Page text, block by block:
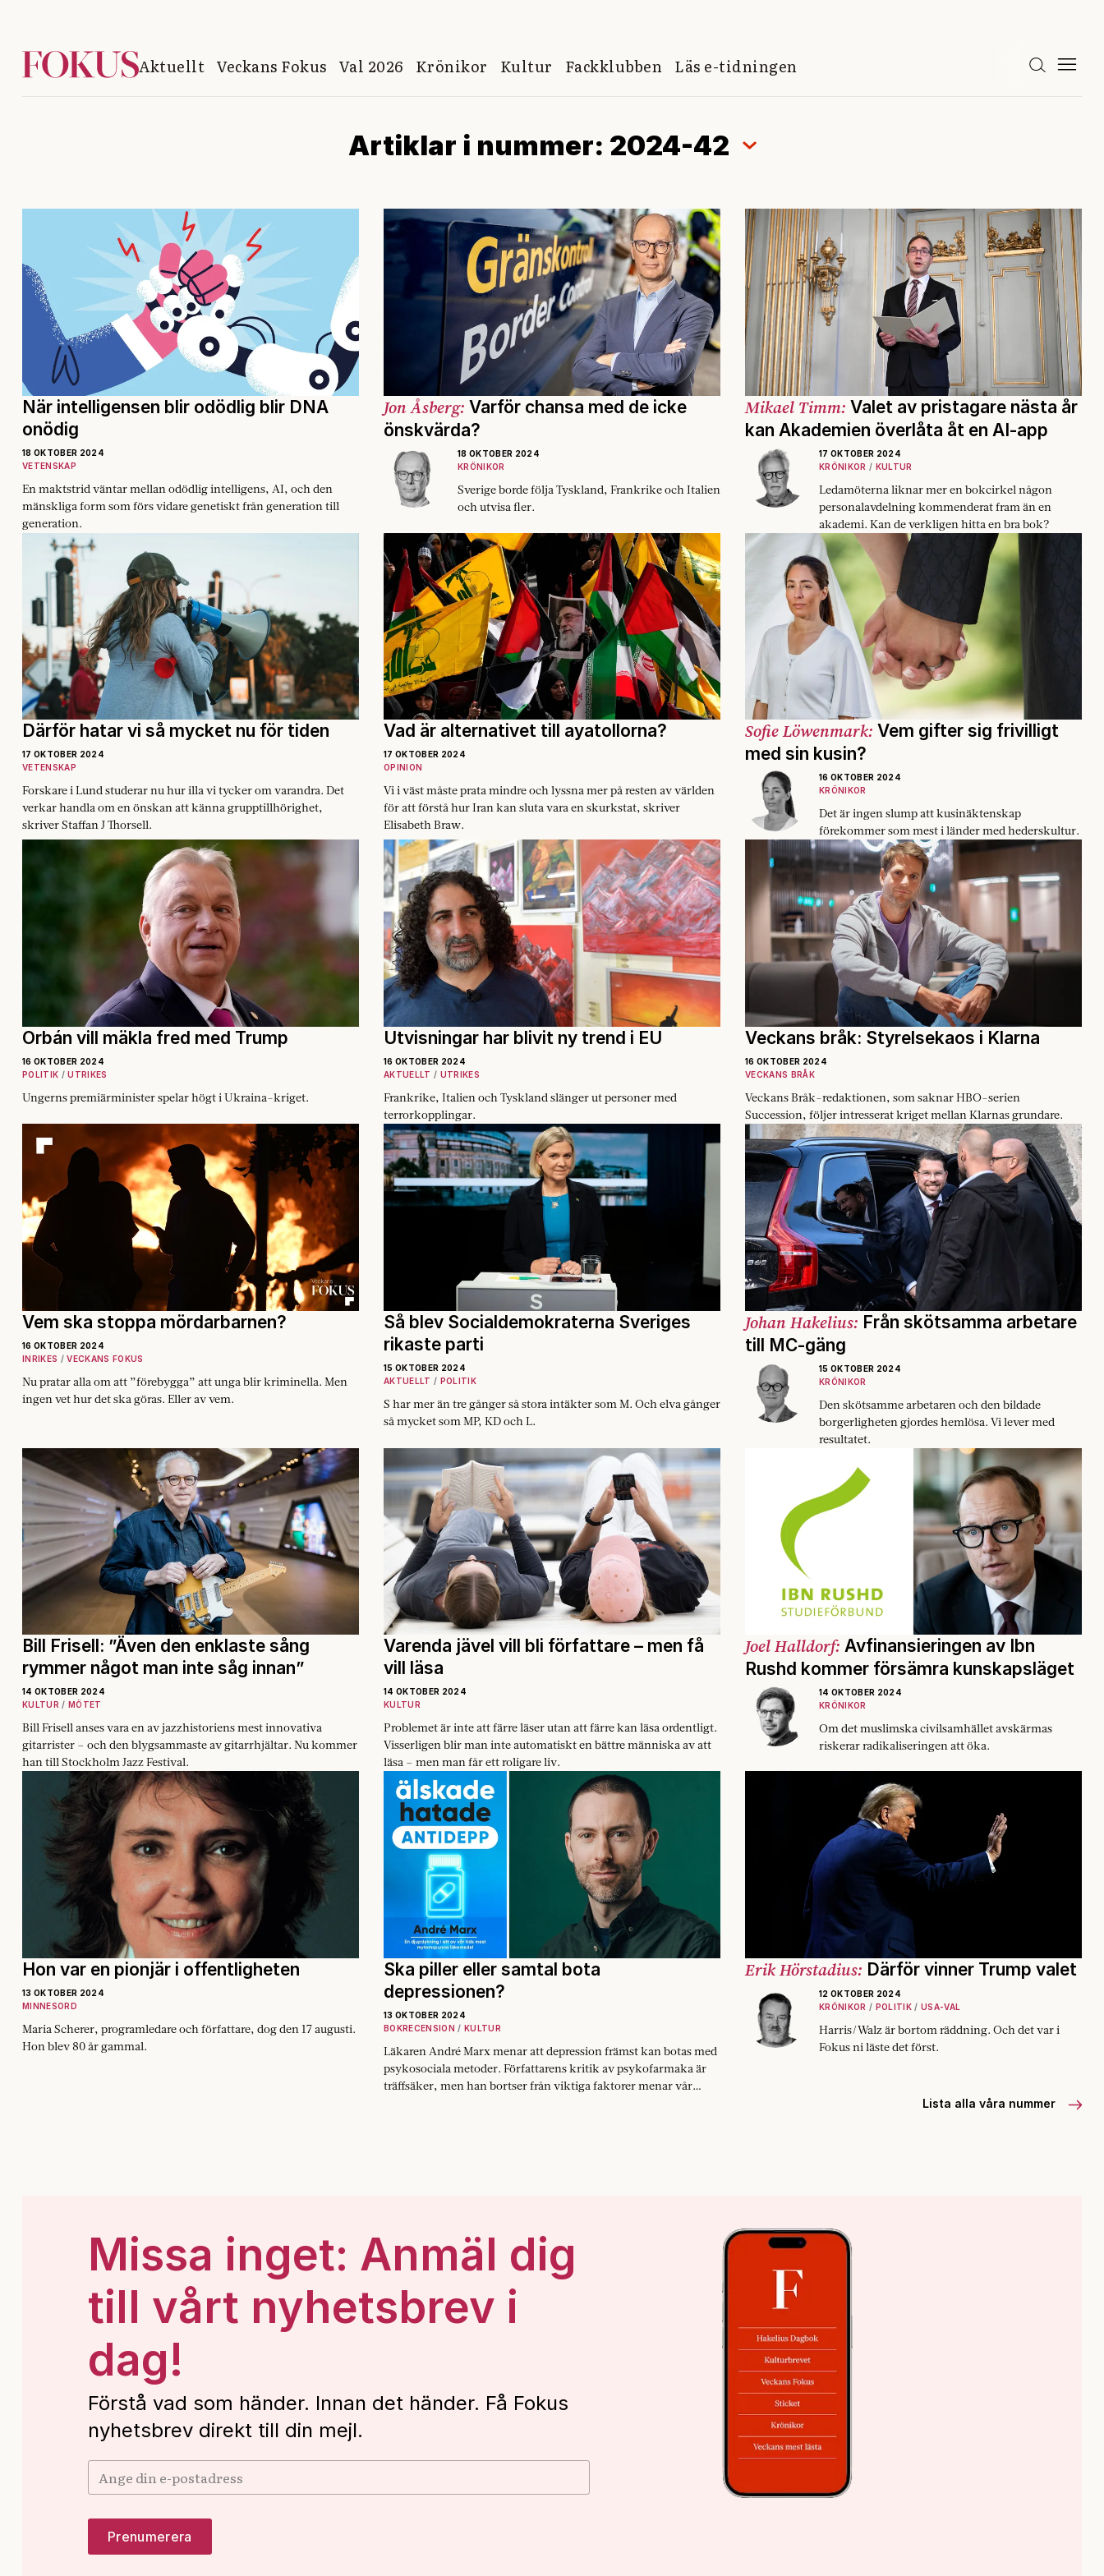
Aktuellt Veckans Fokus Val 2026 Krönikor Kultur Fackklubben Läs e-tidningen
Artiklar i nummer: 2024-42
När intelligensen blir odödlig blir DNA
onödig
18 OKTOBER 2024
VETENSKAP
En maktstrid väntar mellan odödlig intelligens, AI, och den
mänskliga form som förs vidare genetiskt från generation till
generation.
Jon Åsberg: Varför chansa med de icke
önskvärda?
18 OKTOBER 2024
KRÖNIKOR
Sverige borde följa Tyskland, Frankrike och Italien
och utvisa fler.
Mikael Timm: Valet av pristagare nästa år
kan Akademien överlåta åt en AI-app
17 OKTOBER 2024
KRÖNIKOR
KULTUR
Ledamöterna liknar mer en bokcirkel någon
personalavdelning kommenderat fram än en
akademi. Kan de verkligen hitta en bra bok?
Därför hatar vi så mycket nu för tiden
17 OKTOBER 2024
VETENSKAP
Forskare i Lund studerar nu hur illa vi tycker om varandra. Det
verkar handla om en önskan att känna grupptillhörighet,
skriver Staffan J Thorsell.
Vad är alternativet till ayatollorna?
17 OKTOBER 2024
OPINION
Vi i väst måste prata mindre och lyssna mer på resten av världen
för att förstå hur Iran kan sluta vara en skurkstat, skriver
Elisabeth Braw.
Sofie Löwenmark: Vem gifter sig frivilligt
med sin kusin?
16 OKTOBER 2024
KRÖNIKOR
Det är ingen slump att kusinäktenskap
förekommer som mest i länder med hederskultur.
Orbán vill mäkla fred med Trump
16 OKTOBER 2024
POLITIK
UTRIKES
Ungerns premiärminister spelar högt i Ukraina-kriget.
Utvisningar har blivit ny trend i EU
16 OKTOBER 2024
AKTUELLT
UTRIKES
Frankrike, Italien och Tyskland slänger ut personer med
terrorkopplingar.
Veckans bråk: Styrelsekaos i Klarna
16 OKTOBER 2024
VECKANS BRÅK
Veckans Bråk-redaktionen, som saknar HBO-serien
Succession, följer intresserat kriget mellan Klarnas grundare.
Vem ska stoppa mördarbarnen?
16 OKTOBER 2024
INRIKES
VECKANS FOKUS
Nu pratar alla om att ”förebygga” att unga blir kriminella. Men
ingen vet hur det ska göras. Eller av vem.
Så blev Socialdemokraterna Sveriges
rikaste parti
15 OKTOBER 2024
AKTUELLT
POLITIK
S har mer än tre gånger så stora intäkter som M. Och elva gånger
så mycket som MP, KD och L.
Johan Hakelius: Från skötsamma arbetare
till MC-gäng
15 OKTOBER 2024
KRÖNIKOR
Den skötsamme arbetaren och den bildade
borgerligheten gjordes hemlösa. Vi lever med
resultatet.
Bill Frisell: ”Även den enklaste sång
rymmer något man inte såg innan”
14 OKTOBER 2024
KULTUR
MÖTET
Bill Frisell anses vara en av jazzhistoriens mest innovativa
gitarrister – och den blygsammaste av gitarrhjältar. Nu kommer
han till Stockholm Jazz Festival.
Varenda jävel vill bli författare – men få
vill läsa
14 OKTOBER 2024
KULTUR
Problemet är inte att färre läser utan att färre kan läsa ordentligt.
Visserligen blir man inte automatiskt en bättre människa av att
läsa – men man får ett roligare liv.
Joel Halldorf: Avfinansieringen av Ibn
Rushd kommer försämra kunskapsläget
14 OKTOBER 2024
KRÖNIKOR
Om det muslimska civilsamhället avskärmas
riskerar radikaliseringen att öka.
Hon var en pionjär i offentligheten
13 OKTOBER 2024
MINNESORD
Maria Scherer, programledare och författare, dog den 17 augusti.
Hon blev 80 år gammal.
Ska piller eller samtal bota
depressionen?
13 OKTOBER 2024
BOKRECENSION
KULTUR
Läkaren André Marx menar att depression främst kan botas med
psykosociala metoder. Författarens kritik av psykofarmaka är
träffsäker, men han bortser från viktiga faktorer menar vår
Erik Hörstadius: Därför vinner Trump valet
12 OKTOBER 2024
KRÖNIKOR
POLITIK USA-VAL
Harris/Walz är bortom räddning. Och det var i
Fokus ni läste det först.
Lista alla våra nummer
Missa inget: Anmäl dig
till vårt nyhetsbrev i
dag!
Förstå vad som händer. Innan det händer. Få Fokus
nyhetsbrev direkt till din mejl.